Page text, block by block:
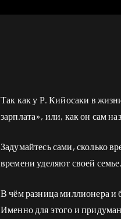
Так как у Р. Кийосаки в
зарплата», или, как он сам
Задумайтесь сами, сколько
времени уделяют своей
В чём разница миллионера
Именно для этого и